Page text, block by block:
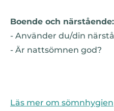
Boende och närstående:
- Använder du/din
- Är nattsömnen god?
Läs mer om sömnhygien